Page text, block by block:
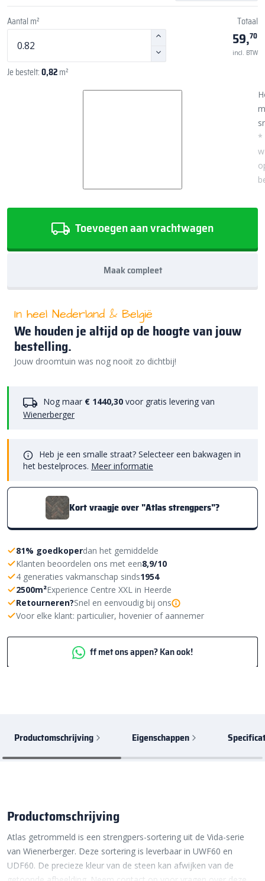
Aantal m²
Je bestelt:0,82m²
Totaal
59,70
incl. BTW
*
Toevoegen aan vrachtwagen
Maak compleet
In heel Nederland & België
We houden je altijd op de hoogte van jouw
bestelling.
Jouw droomtuin was nog nooit zo dichtbij!
Nog maar € 1440,30 voor gratis levering van
Wienerberger
Heb je een smalle straat? Selecteer een bakwagen in
het bestelproces. Meer informatie
Kort vraagje over "Atlas strengpers"?
81% goedkoperdan het gemiddelde
Klanten beoordelen ons met een8,9/10
4 generaties vakmanschap sinds1954
2500m²Experience Centre XXL in Heerde
Retourneren?Snel en eenvoudig bij ons
Voor elke klant: particulier, hovenier of aannemer
ff met ons appen? Kan ook!
Productomschrijving Eigenschappen
Productomschrijving
Atlas getrommeld is een strengpers-sortering uit de Vida-serie
van Wienerberger. Deze sortering is leverbaar in UWF60 en
UDF60. De precieze kleur van de steen kan afwijken van de